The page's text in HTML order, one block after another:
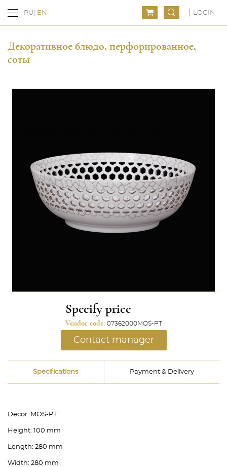
RU EN LOGIN
Декоративное блюдо, перфорированное,
соты
Specify price
Vendor code: 07362000MOS-PT
Contact manager
Specifications Payment & Delivery
Decor: MOS-PT
Height: 100 mm
Length: 280 mm
Width: 280 mm